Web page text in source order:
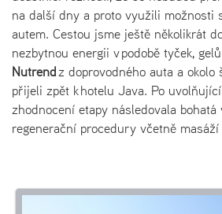
na další dny a proto využili možnosti
autem. Cestou jsme ještě několikrát
nezbytnou energii v podobě tyček,
Nutrendz doprovodného auta a
přijeli zpět k hotelu Java. Po
zhodnocení etapy následovala
regenerační procedury včetně